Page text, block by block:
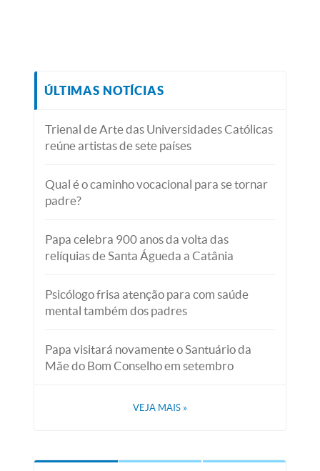
ÚLTIMAS NOTÍCIAS
Trienal de Arte das Universidades Católicas
reúne artistas de sete países
Qual é o caminho vocacional para se tornar
padre?
Papa celebra 900 anos da volta das
relíquias de Santa Águeda a Catânia
Psicólogo frisa atenção para com saúde
mental também dos padres
Papa visitará novamente o Santuário da
Mãe do Bom Conselho em setembro
VEJA MAIS »